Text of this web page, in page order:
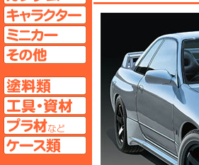
キャラクターページへ
その他ページへ
塗料ページへ
工具ページへ
プラ材ページへ
ケースページへ